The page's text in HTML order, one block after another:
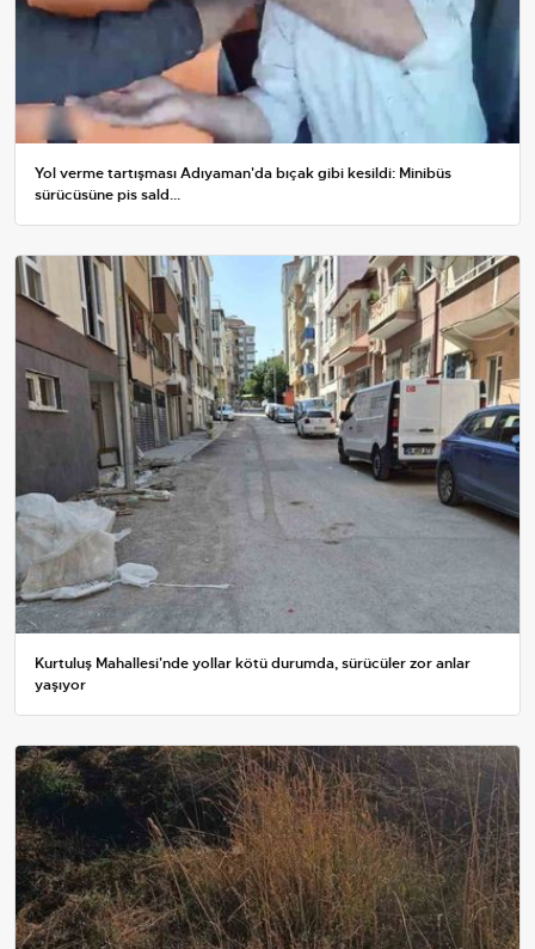
Yol verme tartışması Adıyaman'da bıçak gibi kesildi: Minibüs
sürücüsüne pis sald...
Kurtuluş Mahallesi'nde yollar kötü durumda, sürücüler zor anlar
yaşıyor